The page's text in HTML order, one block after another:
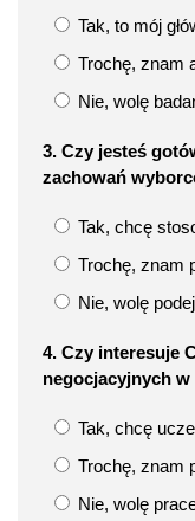
Tak, to mój
Trochę, znam
Nie, wolę
3. Czy jesteś
zachowań
Tak, chcę
Trochę, znam
Nie, wolę
4. Czy interesuje
negocjacyjnych
Tak, chcę
Trochę, znam
Nie, wolę